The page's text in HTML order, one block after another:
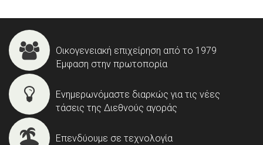
Οικογενειακή επιχείρηση από το 1979
Έμφαση στην πρωτοπορία
Ενημερωνόμαστε διαρκώς για τις νέες
τάσεις της Διεθνούς αγοράς
Επενδύουμε σε τεχνολογία